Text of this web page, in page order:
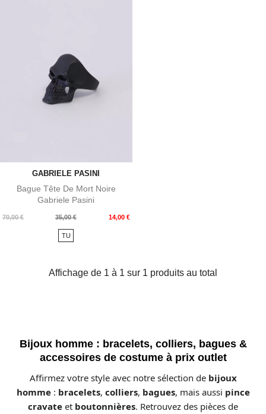
GABRIELE PASINI
Bague Tête De Mort Noire
Gabriele Pasini
70,00 €
Prix
35,00 € 14,00 €
Prix
TU
Affichage de 1 à 1 sur 1 produits au total
Bijoux homme : bracelets, colliers, bagues &
accessoires de costume à prix outlet
Affirmez votre style avec notre sélection de bijoux
homme: bracelets, colliers, bagues, mais aussi pince
cravate et boutonnières. Retrouvez des pièces de